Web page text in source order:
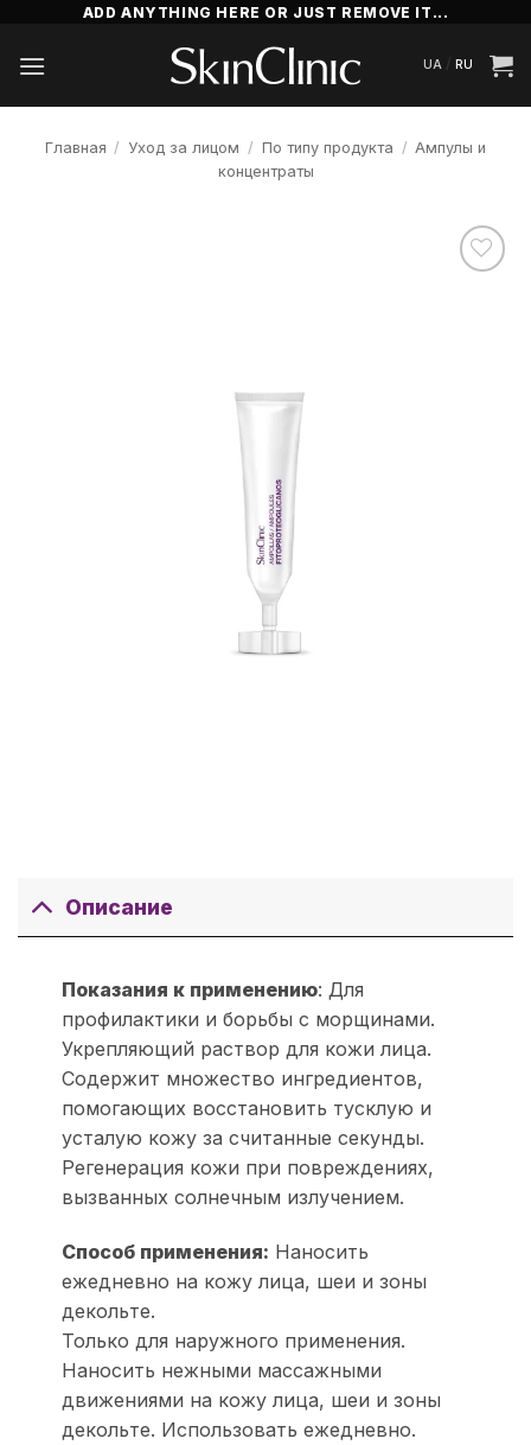
content
ADD ANYTHING HERE OR JUST REMOVE IT...
UA / RU
Главная / Уход за лицом / По типу продукта / Ампулы и
концентраты
Описание
Показания к применению: Для
профилактики и борьбы с морщинами.
Укрепляющий раствор для кожи лица.
Содержит множество ингредиентов,
помогающих восстановить тусклую и
усталую кожу за считанные секунды.
Регенерация кожи при повреждениях,
вызванных солнечным излучением.
Способ применения: Наносить
ежедневно на кожу лица, шеи и зоны
декольте.
Только для наружного применения.
Наносить нежными массажными
движениями на кожу лица, шеи и зоны
декольте. Использовать ежедневно.